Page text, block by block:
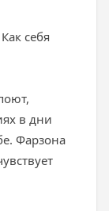
себя
в дни
Фарзона